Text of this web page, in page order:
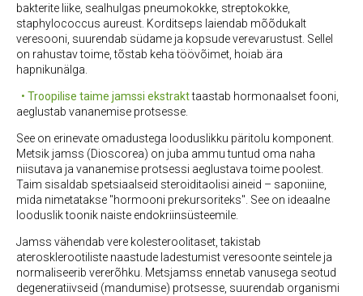
bakterite liike, sealhulgas pneumokokke, streptokokke,
staphylococcus aureust. Korditseps laiendab mõõdukalt
veresooni, suurendab südame ja kopsude verevarustust. Sellel
on rahustav toime, tõstab keha töövõimet, hoiab ära
hapnikunälga.
• Troopilise taime jamssi ekstrakttaastab hormonaalset fooni,
aeglustab vananemise protsesse.
See on erinevate omadustega looduslikku päritolu komponent.
Metsik jamss (Dioscorea) on juba ammu tuntud oma naha
niisutava ja vananemise protsessi aeglustava toime poolest.
Taim sisaldab spetsiaalseid steroiditaolisi aineid – saponiine,
mida nimetatakse "hormooni prekursoriteks". See on ideaalne
looduslik toonik naiste endokriinsüsteemile.
Jamss vähendab vere kolesteroolitaset, takistab
aterosklerootiliste naastude ladestumist veresoonte seintele ja
normaliseerib vererõhku. Metsjamss ennetab vanusega seotud
degeneratiivseid (mandumise) protsesse, suurendab organismi